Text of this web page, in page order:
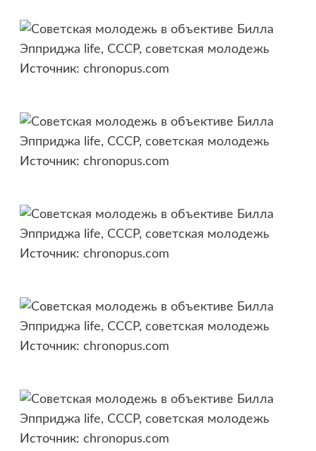
Источник: chronopus.com
Источник: chronopus.com
Источник: chronopus.com
Источник: chronopus.com
Источник: chronopus.com